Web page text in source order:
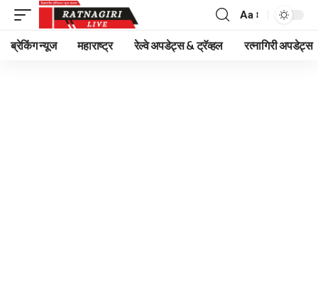
Font
Resizer
Aa
ब्रेकिंग न्यूज महाराष्ट्र रेल्वे अपडेट्स & ट्रॅव्हल रत्नागिरी अपडेट्स